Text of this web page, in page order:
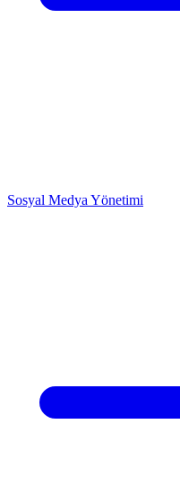
Sosyal Medya Yönetimi